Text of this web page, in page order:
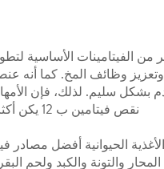
من الفيتامينات الأساسية
وظائف المخ. كما أنه
بشكل سليم. لذلك، فإن
نقص فيتامين ب 12 يكن أكثر عرضة لفقر الدم.
والتونة والكبد ولحم